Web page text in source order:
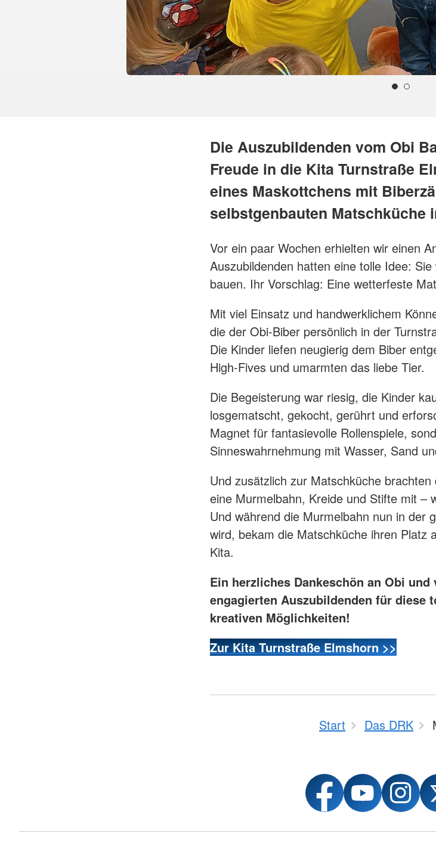
Die Auszubildenden vom Obi
Freude in die Kita Turnstraße
eines Maskottchens mit
selbstgenbauten Matschküche
Vor ein paar Wochen erhielten wir einen
Auszubildenden hatten eine tolle Idee:
bauen. Ihr Vorschlag: Eine wetterfeste
Mit viel Einsatz und handwerklichem
die der Obi-Biber persönlich in der
Die Kinder liefen neugierig dem Biber
High-Fives und umarmten das liebe Tier.
Die Begeisterung war riesig, die Kinder
losgematscht, gekocht, gerührt und
Magnet für fantasievolle Rollenspiele,
Sinneswahrnehmung mit Wasser, Sand
Und zusätzlich zur Matschküche
eine Murmelbahn, Kreide und Stifte mit –
Und während die Murmelbahn nun in der
wird, bekam die Matschküche ihren Platz
Kita.
Ein herzliches Dankeschön an Obi
engagierten Auszubildenden für diese
kreativen Möglichkeiten!
Zur Kita Turnstraße Elmshorn >>
Start Das DRK